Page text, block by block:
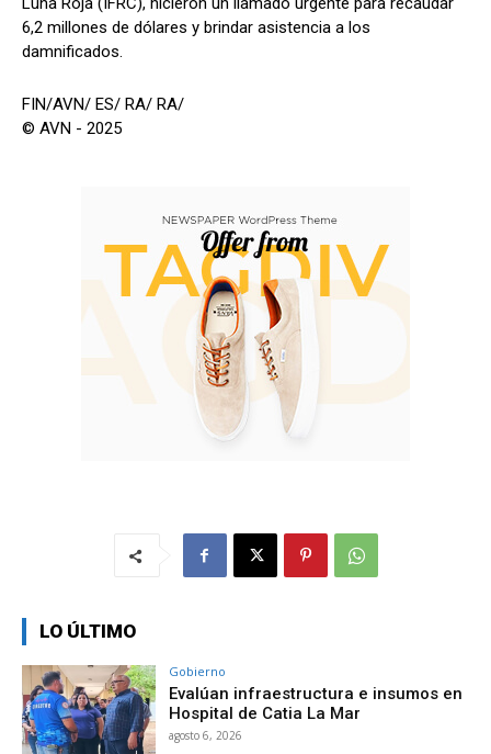
6,2 millones de dólares y brindar asistencia a los
damnificados.
FIN/AVN/ ES/ RA/ RA/
© AVN - 2025
LO ÚLTIMO
Gobierno
Evalúan infraestructura e insumos en
Hospital de Catia La Mar
agosto 6, 2026